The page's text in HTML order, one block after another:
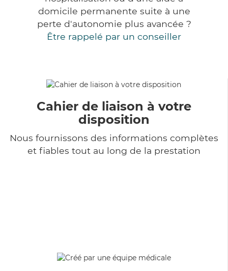
domicile permanente suite à une
perte d'autonomie plus avancée ?
Être rappelé par un conseiller
Cahier de liaison à votre
disposition
Nous fournissons des informations complètes
et fiables tout au long de la prestation